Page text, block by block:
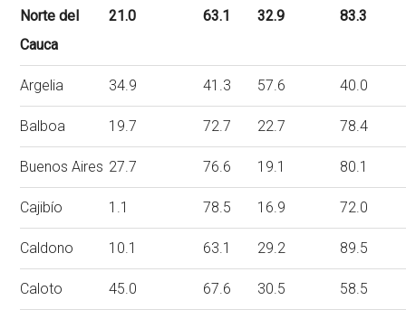
Norte del
Cauca
21.0 63.1 32.9 83.3
Argelia 34.9 41.3 57.6 40.0
Balboa 19.7 72.7 22.7 78.4
Buenos Aires 27.7 76.6 19.1 80.1
Cajibío 1.1 78.5 16.9 72.0
Caldono 10.1 63.1 29.2 89.5
Caloto 45.0 67.6 30.5 58.5